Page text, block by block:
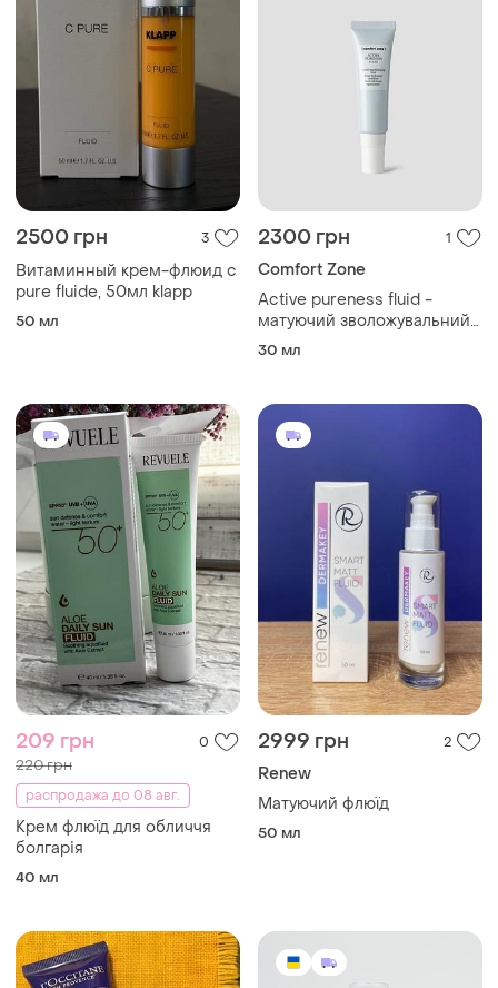
2500 грн 3
Витаминный крем-флюид c
pure fluide, 50мл klapp
50 мл
2300 грн 1
Comfort Zone
Active pureness fluid -
матуючий зволожувальний
флюїд
30 мл
209 грн 0
220 грн
распродажа до 08 авг.
Крем флюїд для обличчя
болгарія
40 мл
2999 грн 2
Renew
Матуючий флюїд
50 мл